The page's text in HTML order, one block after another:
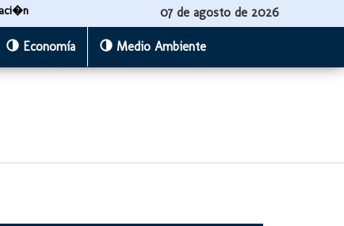
07 de agosto de 2026
Economía Medio Ambiente